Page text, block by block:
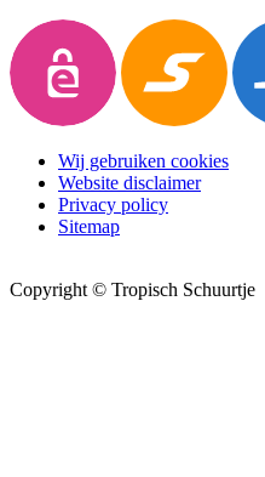
Wij gebruiken cookies
Website disclaimer
Privacy policy
Sitemap
Copyright © Tropisch Schuurtje